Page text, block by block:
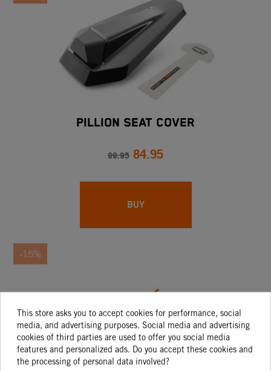
PILLION SEAT COVER
99.95 84.95
BUY
-15%
This store asks you to accept cookies for performance, social
media, and advertising purposes. Social media and advertising
cookies of third parties are used to offer you social media
features and personalized ads. Do you accept these cookies and
the processing of personal data involved?